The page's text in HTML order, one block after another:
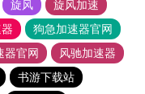
旋风
旋风加速
狗急加速器官网
器官网
风驰加速器
书游下载站